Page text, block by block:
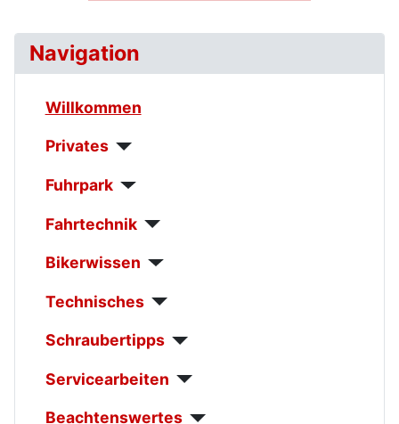
Navigation
Willkommen
Privates
Fuhrpark
Fahrtechnik
Bikerwissen
Technisches
Schraubertipps
Servicearbeiten
Beachtenswertes